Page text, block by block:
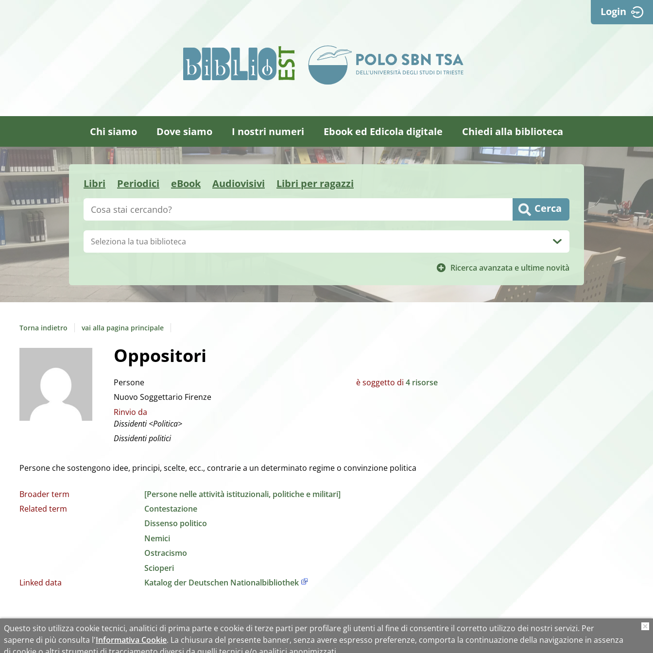
Login
Chi siamo Dove siamo I nostri numeri Ebook ed Edicola digitale Chiedi alla biblioteca
Libri Periodici eBook Audiovisivi Libri per ragazzi
Cerca su "Catalogo" Cerca
Ricerca avanzata e ultime novità
Biblioteca:
Torna indietro vai alla pagina principale
Oppositori
Persone
Nuovo Soggettario Firenze
Rinvio da
Dissidenti <Politica>
Dissidenti politici
è soggetto di 4 risorse
Persone che sostengono idee, principi, scelte, ecc., contrarie a un determinato regime o convinzione politica
Broader term
[Persone nelle attività istituzionali, politiche e militari]
Related term
Contestazione
Dissenso politico
Nemici
Ostracismo
Scioperi
Linked data
Katalog der Deutschen Nationalbibliothek
Questo sito utilizza cookie tecnici, analitici di prima parte e cookie di terze parti per profilare gli utenti al fine di consentire il corretto utilizzo dei nostri servizi. Per
saperne di più consulta l'Informativa Cookie. La chiusura del presente banner, senza avere espresso preferenze, comporta la continuazione della navigazione in assenza